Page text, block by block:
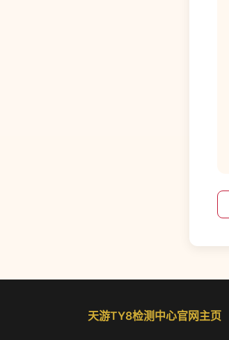
天游TY8检测中心官网主页